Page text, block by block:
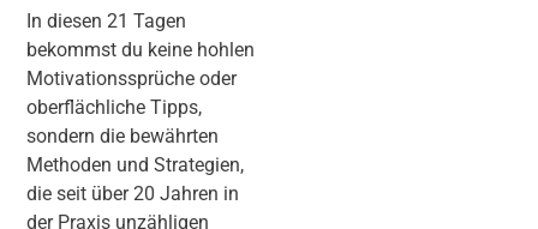
In diesen 21 Tagen
bekommst du keine hohlen
Motivationssprüche oder
oberflächliche Tipps,
sondern die bewährten
Methoden und Strategien,
die seit über 20 Jahren in
der Praxis unzähligen